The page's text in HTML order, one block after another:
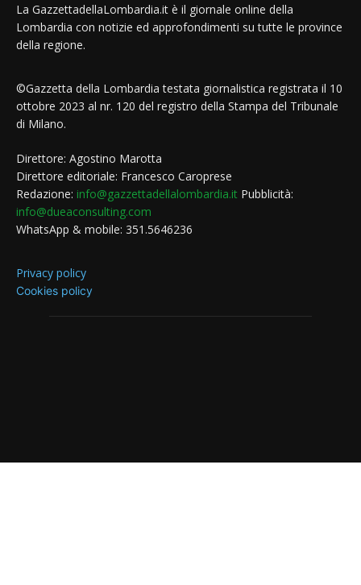
La GazzettadellaLombardia.it è il giornale online della
Lombardia con notizie ed approfondimenti su tutte le province
della regione.
©Gazzetta della Lombardia testata giornalistica registrata il 10
ottobre 2023 al nr. 120 del registro della Stampa del Tribunale
di Milano.
Direttore: Agostino Marotta
Direttore editoriale: Francesco Caroprese
Redazione: info@gazzettadellalombardia.it Pubblicità:
info@dueaconsulting.com
WhatsApp & mobile: 351.5646236
Privacy policy
Cookies policy